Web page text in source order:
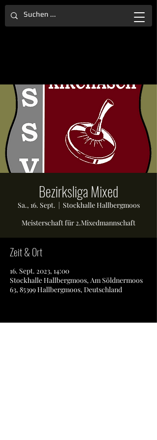
Bezirksliga Mixed
Sa., 16. Sept.
  |
Stockhalle Hallbergmoos
Meisterschaft für 2.Mixedmannschaft
Zeit & Ort
16. Sept. 2023, 14:00
Stockhalle Hallbergmoos, Am Söldnermoos
63, 85399 Hallbergmoos, Deutschland